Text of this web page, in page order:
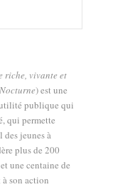
riche, vivante et
) est une
publique qui
qui permette
des jeunes à
plus de 200
une centaine de
à son action